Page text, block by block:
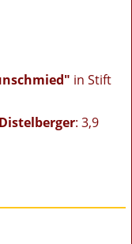
in Stift
: 3,9